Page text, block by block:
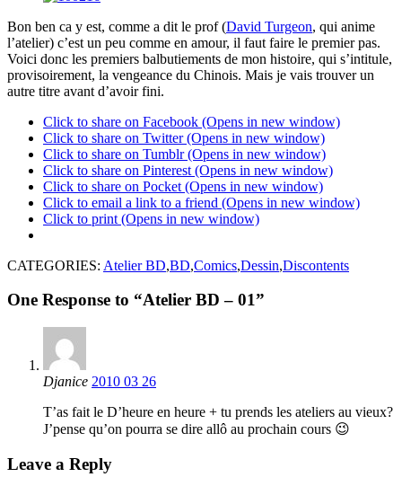
Bon ben ca y est, comme a dit le prof (David Turgeon, qui anime
l’atelier) c’est un peu comme en amour, il faut faire le premier pas.
Voici donc les premiers balbutiements de mon histoire, qui s’intitule,
provisoirement, la vengeance du Chinois. Mais je vais trouver un
autre titre avant d’avoir fini.
Click to share on Facebook (Opens in new window)
Click to share on Twitter (Opens in new window)
Click to share on Tumblr (Opens in new window)
Click to share on Pinterest (Opens in new window)
Click to share on Pocket (Opens in new window)
Click to email a link to a friend (Opens in new window)
Click to print (Opens in new window)
CATEGORIES: Atelier BD,BD,Comics,Dessin,Discontents
One Response to “Atelier BD – 01”
Djanice 2010 03 26
T’as fait le D’heure en heure + tu prends les ateliers au vieux?
J’pense qu’on pourra se dire allô au prochain cours 😉
Leave a Reply